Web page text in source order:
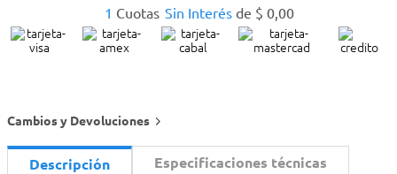
1 Cuotas Sin Interés de $ 0,00
Cambios y Devoluciones
Descripción Especificaciones técnicas